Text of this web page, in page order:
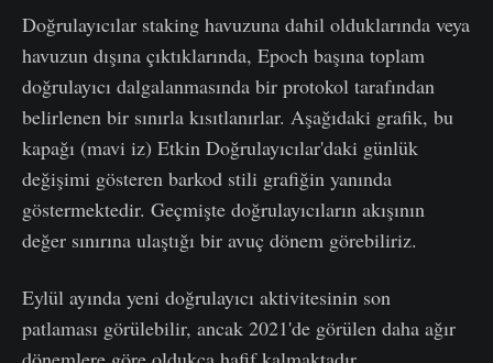
Doğrulayıcılar staking havuzuna dahil olduklarında veya
havuzun dışına çıktıklarında, Epoch başına toplam
doğrulayıcı dalgalanmasında bir protokol tarafından
belirlenen bir sınırla kısıtlanırlar. Aşağıdaki grafik, bu
kapağı (mavi iz) Etkin Doğrulayıcılar'daki günlük
değişimi gösteren barkod stili grafiğin yanında
göstermektedir. Geçmişte doğrulayıcıların akışının
değer sınırına ulaştığı bir avuç dönem görebiliriz.
Eylül ayında yeni doğrulayıcı aktivitesinin son
patlaması görülebilir, ancak 2021'de görülen daha ağır